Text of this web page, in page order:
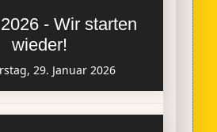
- Wir starten
wieder!
29. Januar 2026